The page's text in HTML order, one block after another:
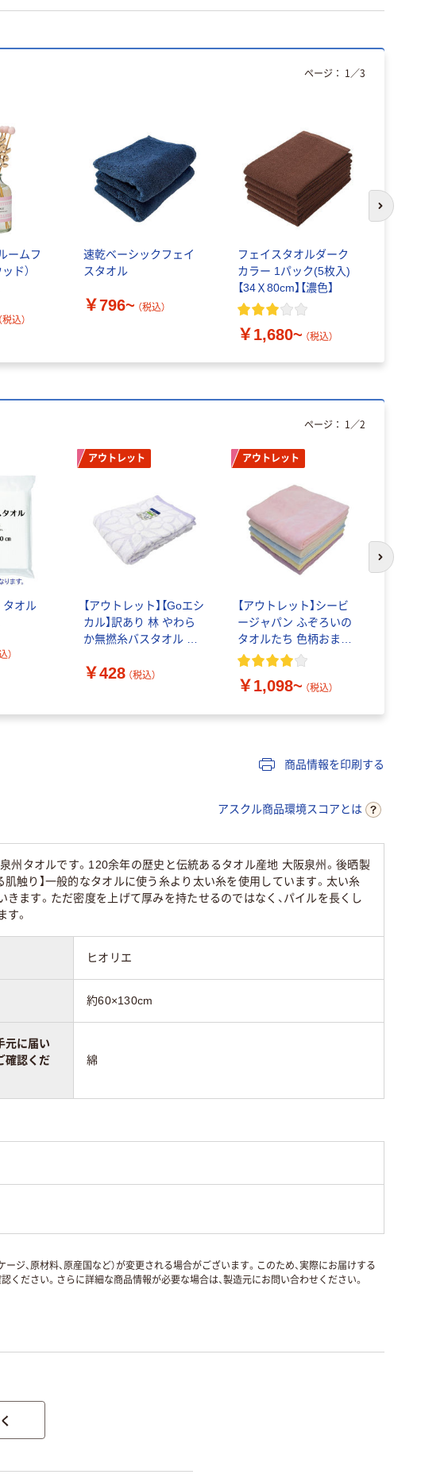
ームフ
ド）
（税込）
速乾ベーシックフェイ
スタオル
￥796~ （税込）
フェイスタオルダーク
カラー 1パック(5枚入)
【34Ｘ80cm】【濃色】
￥1,680~ （税込）
ページ： 1 ／3
次のスライド
タオル
）
アウトレット
【アウトレット】【Goエシ
カル】訳あり 林 やわら
か無撚糸バスタオル フ
BJ443335 1枚
￥428 （税込）
アウトレット
【アウトレット】シービ
ージャパン ふぞろいの
タオルたち 色柄おまか
せ1セット（5枚入）
￥1,098~ （税込）
ページ： 1 ／2
次のスライド
商品情報を印刷する
アスクル商品環境スコアとは
州タオルです。120余年の歴史と伝統あるタオル産地 大阪泉州。後晒製
触り】一般的なタオルに使う糸より太い糸を使用しています。太い糸
ます。ただ密度を上げて厚みを持たせるのではなく、パイルを長くし
。
ヒオリエ
約60×130cm
に届い
確認くだ
綿
ジ、原材料、原産国など）が変更される場合がございます。このため、実際にお届けする
ださい。さらに詳細な商品情報が必要な場合は、製造元にお問い合わせください。